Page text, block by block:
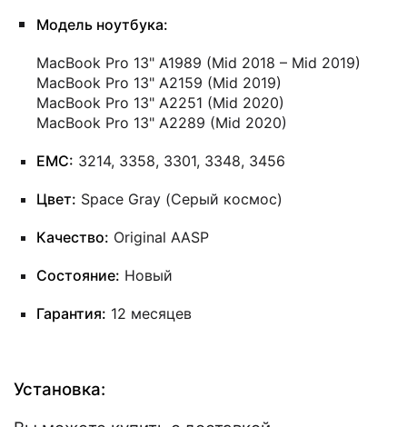
Модель ноутбука:
MacBook Pro 13" A1989 (Mid 2018 – Mid 2019)
MacBook Pro 13" A2159 (Mid 2019)
MacBook Pro 13" A2251 (Mid 2020)
MacBook Pro 13" A2289 (Mid 2020)
EMC: 3214, 3358, 3301, 3348, 3456
Цвет: Space Gray (Серый космос)
Качество: Original AASP
Состояние: Новый
Гарантия: 12 месяцев
Установка: